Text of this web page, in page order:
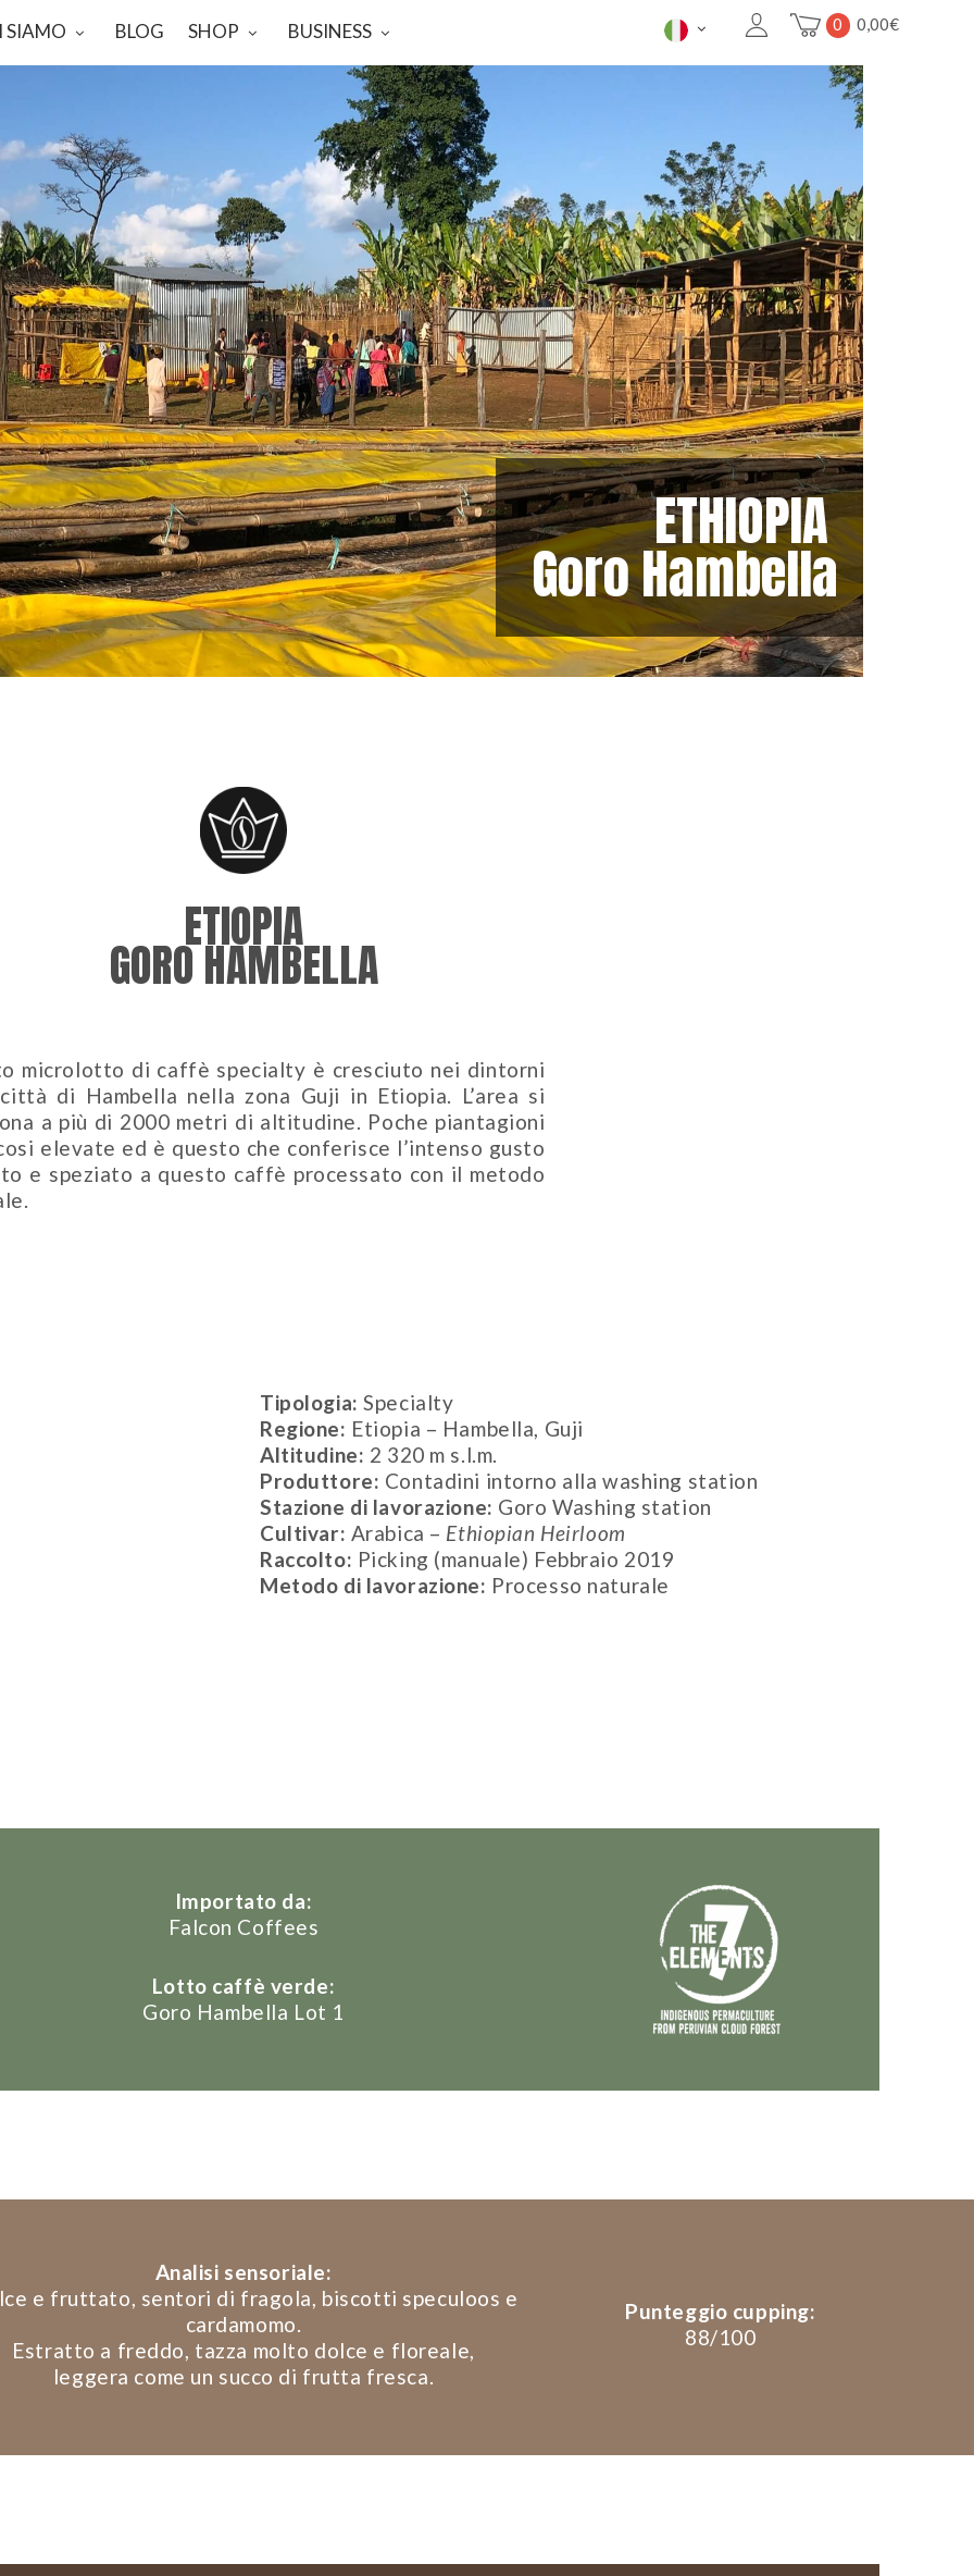
SIAMO BLOG SHOP BUSINESS 0 0,00€
ETHIOPIA
Goro Hambella
ETIOPIA
GORO HAMBELLA
microlotto di caffè specialty è cresciuto nei dintorni
di Hambella nella zona Guji in Etiopia. L’area si
a più di 2000 metri di altitudine. Poche piantagioni
elevate ed è questo che conferisce l’intenso gusto
e speziato a questo caffè processato con il metodo
Tipologia: Specialty
Regione: Etiopia – Hambella, Guji
Altitudine: 2 320 m s.l.m.
Produttore: Contadini intorno alla washing station
Stazione di lavorazione: Goro Washing station
Cultivar: Arabica – Ethiopian Heirloom
Raccolto: Picking (manuale) Febbraio 2019
Metodo di lavorazione: Processo naturale
Importato da:
Falcon Coffees
Lotto caffè verde:
Goro Hambella Lot 1
Analisi sensoriale:
e fruttato, sentori di fragola, biscotti speculoos e
cardamomo.
Estratto a freddo, tazza molto dolce e floreale,
leggera come un succo di frutta fresca.
Punteggio cupping:
88/100